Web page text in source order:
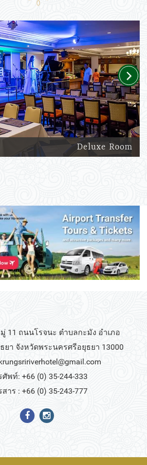
Deluxe Room
Next
11 ถนนโรจนะ ตำบลกะมัง อำเภอ
ยา จังหวัดพระนครศรีอยุธยา 13000
พท์: +66 (0) 35-244-333
าร : +66 (0) 35-243-777